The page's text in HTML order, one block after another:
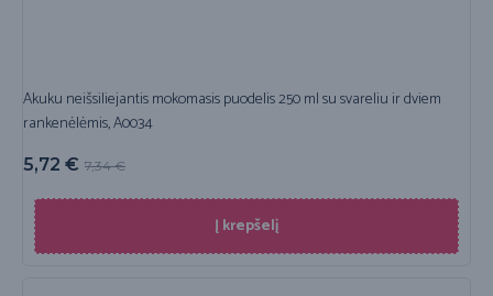
Akuku neišsiliejantis mokomasis puodelis 250 ml su svareliu ir dviem
rankenėlėmis, A0034
7,34€
5,72 €
Į krepšelį